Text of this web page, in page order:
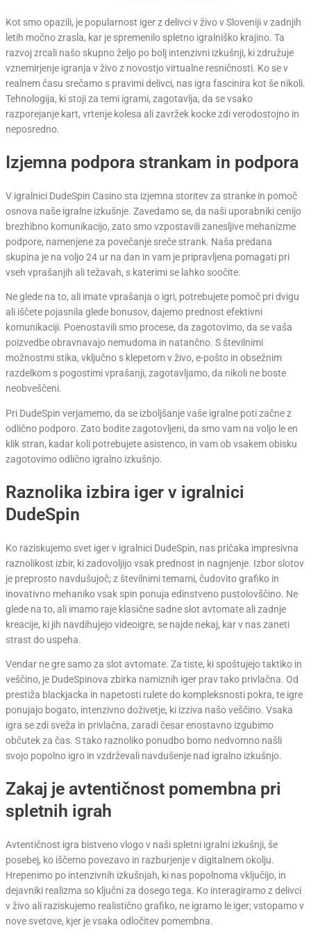
Kot smo opazili, je popularnost iger z delivci v živo v Sloveniji v zadnjih
letih močno zrasla, kar je spremenilo spletno igralniško krajino. Ta
razvoj zrcali našo skupno željo po bolj intenzivni izkušnji, ki združuje
vznemirjenje igranja v živo z novostjo virtualne resničnosti. Ko se v
realnem času srečamo s pravimi delivci, nas igra fascinira kot še nikoli.
Tehnologija, ki stoji za temi igrami, zagotavlja, da se vsako
razporejanje kart, vrtenje kolesa ali zavržek kocke zdi verodostojno in
neposredno.
Izjemna podpora strankam in podpora
V igralnici DudeSpin Casino sta izjemna storitev za stranke in pomoč
osnova naše igralne izkušnje. Zavedamo se, da naši uporabniki cenijo
brezhibno komunikacijo, zato smo vzpostavili zanesljive mehanizme
podpore, namenjene za povečanje sreče strank. Naša predana
skupina je na voljo 24 ur na dan in vam je pripravljena pomagati pri
vseh vprašanjih ali težavah, s katerimi se lahko soočite.
Ne glede na to, ali imate vprašanja o igri, potrebujete pomoč pri dvigu
ali iščete pojasnila glede bonusov, dajemo prednost efektivni
komunikaciji. Poenostavili smo procese, da zagotovimo, da se vaša
poizvedbe obravnavajo nemudoma in natančno. S številnimi
možnostmi stika, vključno s klepetom v živo, e-pošto in obsežnim
razdelkom s pogostimi vprašanji, zagotavljamo, da nikoli ne boste
neobveščeni.
Pri DudeSpin verjamemo, da se izboljšanje vaše igralne poti začne z
odlično podporo. Zato bodite zagotovljeni, da smo vam na voljo le en
klik stran, kadar koli potrebujete asistenco, in vam ob vsakem obisku
zagotovimo odlično igralno izkušnjo.
Raznolika izbira iger v igralnici
DudeSpin
Ko raziskujemo svet iger v igralnici DudeSpin, nas pričaka impresivna
raznolikost izbir, ki zadovoljijo vsak prednost in nagnjenje. Izbor slotov
je preprosto navdušujoč; z številnimi temami, čudovito grafiko in
inovativno mehaniko vsak spin ponuja edinstveno pustolovščino. Ne
glede na to, ali imamo raje klasične sadne slot avtomate ali zadnje
kreacije, ki jih navdihujejo videoigre, se najde nekaj, kar v nas zaneti
strast do uspeha.
Vendar ne gre samo za slot avtomate. Za tiste, ki spoštujejo taktiko in
veščino, je DudeSpinova zbirka namiznih iger prav tako privlačna. Od
prestiža blackjacka in napetosti rulete do kompleksnosti pokra, te igre
ponujajo bogato, intenzivno doživetje, ki izziva našo veščino. Vsaka
igra se zdi sveža in privlačna, zaradi česar enostavno izgubimo
občutek za čas. S tako raznoliko ponudbo bomo nedvomno našli
svojo popolno igro in vzdrževali navdušenje nad igralno izkušnjo.
Zakaj je avtentičnost pomembna pri
spletnih igrah
Avtentičnost igra bistveno vlogo v naši spletni igralni izkušnji, še
posebej, ko iščemo povezavo in razburjenje v digitalnem okolju.
Hrepenimo po intenzivnih izkušnjah, ki nas popolnoma vključijo, in
dejavniki realizma so ključni za dosego tega. Ko interagiramo z delivci
v živo ali raziskujemo realistično grafiko, ne igramo le iger; vstopamo v
nove svetove, kjer je vsaka odločitev pomembna.